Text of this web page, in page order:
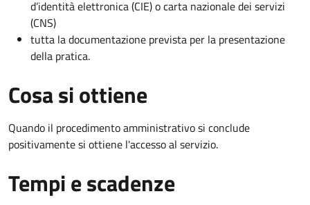
d’identità elettronica (CIE) o carta nazionale dei servizi
(CNS)
tutta la documentazione prevista per la presentazione
della pratica.
Cosa si ottiene
Quando il procedimento amministrativo si conclude
positivamente si ottiene l'accesso al servizio.
Tempi e scadenze